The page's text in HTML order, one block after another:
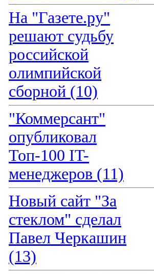
На "Газете.ру"
решают судьбу
российской
олимпийской
сборной (10)
"Коммерсант"
опубликовал
Топ-100 IT-
менеджеров (11)
Новый сайт "За
стеклом" сделал
Павел Черкашин
(13)